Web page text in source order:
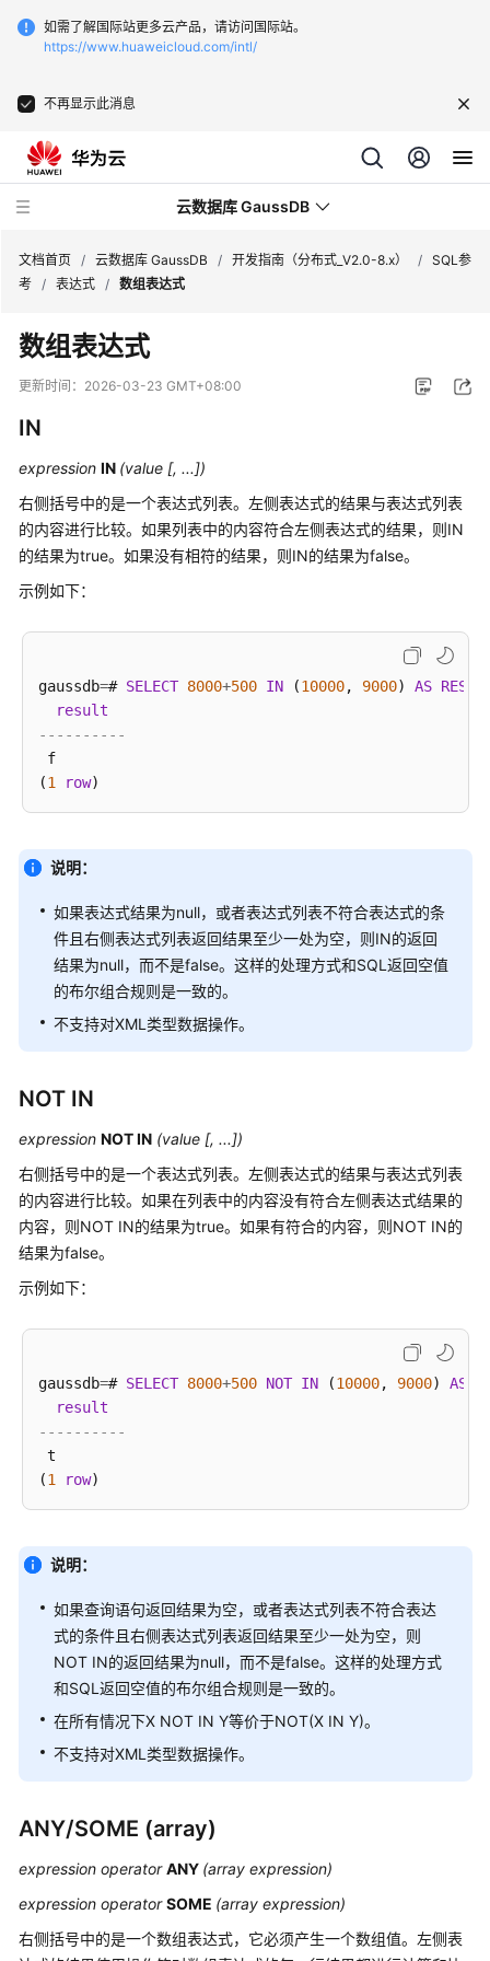
如需了解国际站更多云产品，请访问国际站。
https://www.huaweicloud.com/intl/
不再显示此消息
云数据库 GaussDB
最
新
动
务
公
告
品
计
明
快
入
用
户
发
指
南
开
发
指
南
（分
式
8.x）
数
库
概
述
数
据
库
安
全
库
用
文档首页 / 云数据库 GaussDB / 开发指南（分布式_V2.0-8.x） / SQL参
考 / 表达式 / 数组表达式
数组表达式
更新时间： 2026-03-23 GMT+08:00
IN
expression IN (value [, ...])
右侧括号中的是一个表达式列表。左侧表达式的结果与表达式列表
的内容进行比较。如果列表中的内容符合左侧表达式的结果，则IN
的结果为true。如果没有相符的结果，则IN的结果为false。
示例如下：
gaussdb=# SELECT 8000+500 IN (10000, 9000) AS
result
----------
f
(1 row
说明：
如果表达式结果为null，或者表达式列表不符合表达式的条
件且右侧表达式列表返回结果至少一处为空，则IN的返回
结果为null，而不是false。这样的处理方式和SQL返回空值
的布尔组合规则是一致的。
不支持对XML类型数据操作。
NOT IN
expression NOT IN (value [, ...])
右侧括号中的是一个表达式列表。左侧表达式的结果与表达式列表
的内容进行比较。如果在列表中的内容没有符合左侧表达式结果的
内容，则NOT IN的结果为true。如果有符合的内容，则NOT IN的
结果为false。
示例如下：
gaussdb=# SELECT 8000+500 NOT IN (10000, 9000) AS
result
----------
t
(1 row
说明：
如果查询语句返回结果为空，或者表达式列表不符合表达
式的条件且右侧表达式列表返回结果至少一处为空，则
NOT IN的返回结果为null，而不是false。这样的处理方式
和SQL返回空值的布尔组合规则是一致的。
在所有情况下X NOT IN Y等价于NOT(X IN Y)。
不支持对XML类型数据操作。
ANY/SOME (array)
expression operatorANY (array expression)
expression operatorSOME (array expression)
右侧括号中的是一个数组表达式，它必须产生一个数组值。左侧表